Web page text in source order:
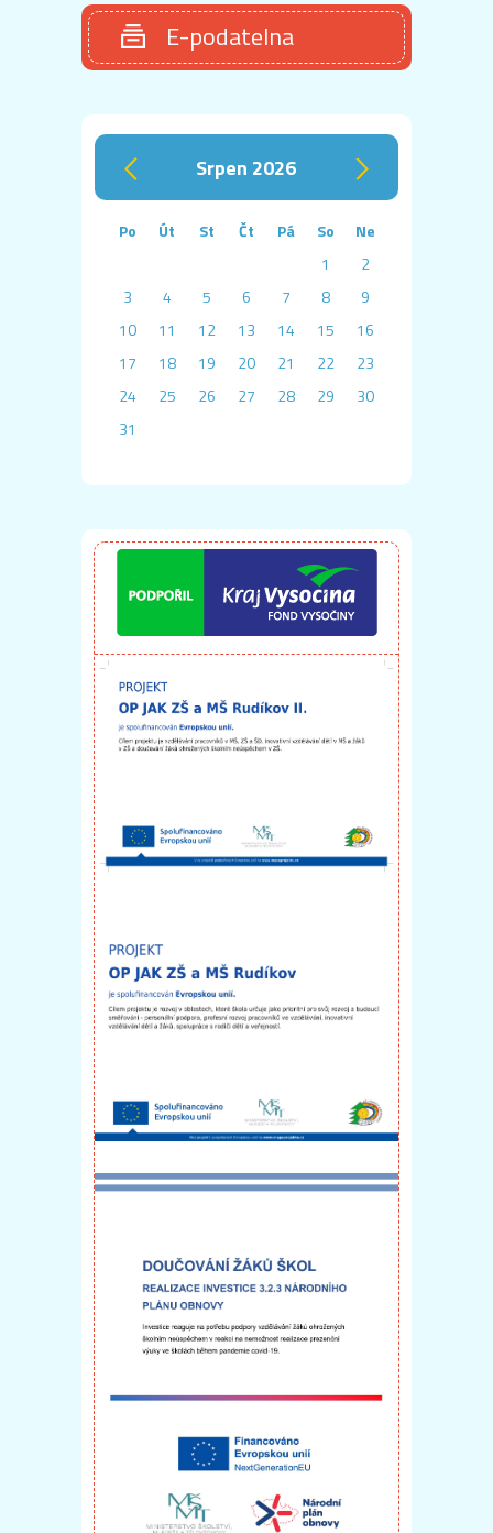
E-podatelna
‹ srpen 2026 ›
Po Út St Čt Pá So
Ne
1
2
3
4 5 6 7 8
9
10
11 12 13 14 15
16
17
18 19 20 21 22
23
24
25 26 27 28 29
30
31